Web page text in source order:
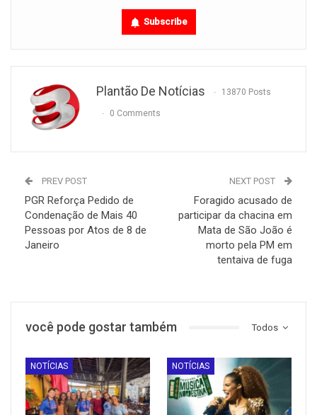
Subscribe
Plantão De Notícias 13870 Posts
0 Comments
PREV POST
PGR Reforça Pedido de
Condenação de Mais 40
Pessoas por Atos de 8 de
Janeiro
NEXT POST
Foragido acusado de
participar da chacina em
Mata de São João é
morto pela PM em
tentaiva de fuga
Todos
você pode gostar também
NOTÍCIAS NOTÍCIAS